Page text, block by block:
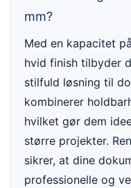
mm?
Med en kapacitet
hvid finish tilbyder
stilfuld løsning til
kombinerer
hvilket gør dem
større projekter.
sikrer, at dine
professionelle og